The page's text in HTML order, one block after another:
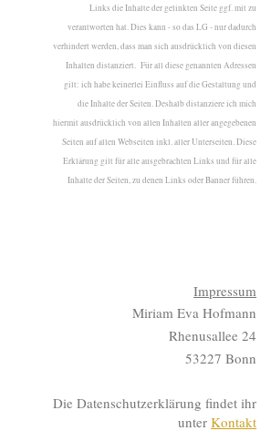
Links die Inhalte der gelinkten Seite ggf. mit zu
verantworten hat. Dies kann - so das LG - nur dadurch
verhindert werden, dass man sich ausdrücklich von diesen
Inhalten distanziert. Für all diese genannten Adressen
gilt: ich habe keinerlei Einfluss auf die Gestaltung und
die Inhalte der Seiten. Deshalb distanziere ich mich
hiermit ausdrücklich von allen Inhalten aller angegebenen
Seiten auf allen Webseiten inkl. aller Unterseiten. Diese
Erklärung gilt für alle ausgebrachten Links und für alle
Inhalte der Seiten, zu denen Links oder Banner führen.
Impressum
Miriam Eva Hofmann
Rhenusallee 24
53227 Bonn
Die Datenschutzerklärung findet ihr
unterKontakt